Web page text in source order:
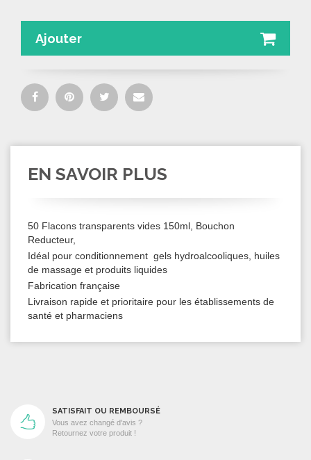
Ajouter
EN SAVOIR PLUS
50 Flacons transparents vides 150ml, Bouchon
Reducteur,
Idéal pour conditionnement gels hydroalcooliques, huiles
de massage et produits liquides
Fabrication française
Livraison rapide et prioritaire pour les établissements de
santé et pharmaciens
SATISFAIT OU REMBOURSÉ
Vous avez changé d'avis ?
Retournez votre produit !